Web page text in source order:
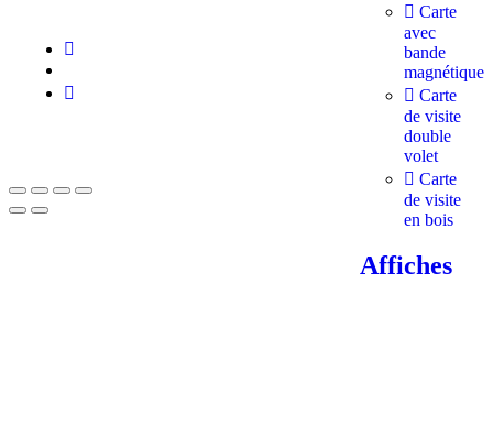
Carte
avec
bande
magnétique
Carte
de visite
double
volet
Carte
de visite
en bois
Affiches